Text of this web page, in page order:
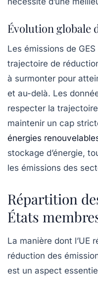
Évolution globale
Les émissions de
trajectoire de
à surmonter pour
et au-delà. Les
respecter la
maintenir un cap
énergies
stockage d’énergie,
les émissions des
Répartition
États
La manière dont l’UE
réduction des
est un aspect